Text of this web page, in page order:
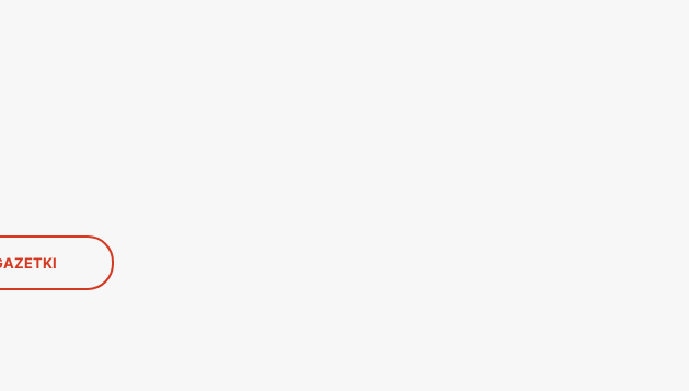
zakupy w sposób bardziej ekonomiczny. Sklepy
udogodnień, co sprawia, że zakupy w tej sieci są wyjątkowo